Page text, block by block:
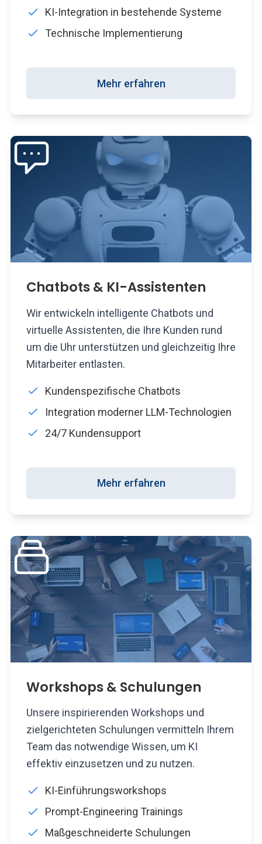
KI-Integration in bestehende Systeme
Technische Implementierung
Mehr erfahren
Chatbots & KI-Assistenten
Wir entwickeln intelligente Chatbots und
virtuelle Assistenten, die Ihre Kunden rund
um die Uhr unterstützen und gleichzeitig Ihre
Mitarbeiter entlasten.
Kundenspezifische Chatbots
Integration moderner LLM-Technologien
24/7 Kundensupport
Mehr erfahren
Workshops & Schulungen
Unsere inspirierenden Workshops und
zielgerichteten Schulungen vermitteln Ihrem
Team das notwendige Wissen, um KI
effektiv einzusetzen und zu nutzen.
KI-Einführungsworkshops
Prompt-Engineering Trainings
Maßgeschneiderte Schulungen